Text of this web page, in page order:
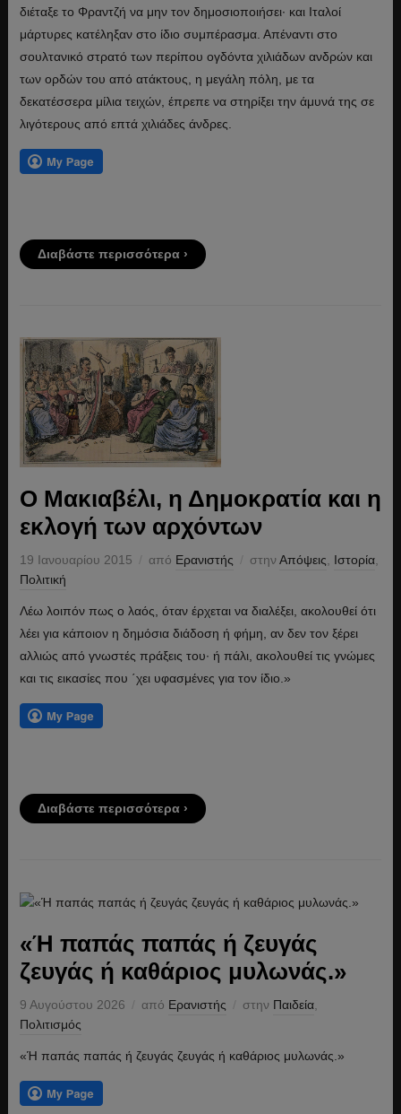
διέταξε το Φραντζή να μην τον δημοσιοποιήσει· και Ιταλοί
μάρτυρες κατέληξαν στο ίδιο συμπέρασμα. Απέναντι στο
σουλτανικό στρατό των περίπου ογδόντα χιλιάδων ανδρών και
των ορδών του από ατάκτους, η μεγάλη πόλη, με τα
δεκατέσσερα μίλια τειχών, έπρεπε να στηρίξει την άμυνά της σε
λιγότερους από επτά χιλιάδες άνδρες.
Διαβάστε περισσότερα ›
Ο Μακιαβέλι, η Δημοκρατία και η
εκλογή των αρχόντων
19 Ιανουαρίου 2015 από Ερανιστής στηνΑπόψεις Ιστορία,
Πολιτική
Λέω λοιπόν πως ο λαός, όταν έρχεται να διαλέξει, ακολουθεί ότι
λέει για κάποιον η δημόσια διάδοση ή φήμη, αν δεν τον ξέρει
αλλιώς από γνωστές πράξεις του· ή πάλι, ακολουθεί τις γνώμες
και τις εικασίες που ΄χει υφασμένες για τον ίδιο.»
Διαβάστε περισσότερα ›
«Ή παπάς παπάς ή ζευγάς
ζευγάς ή καθάριος μυλωνάς.»
9 Αυγούστου 2026 από Ερανιστής στην Παιδεία,
Πολιτισμός
«Ή παπάς παπάς ή ζευγάς ζευγάς ή καθάριος μυλωνάς.»